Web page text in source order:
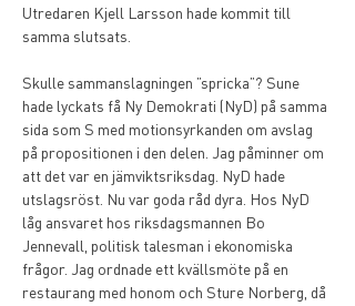
Utredaren Kjell Larsson hade kommit till
samma slutsats.
Skulle sammanslagningen ”spricka”? Sune
hade lyckats få Ny Demokrati (NyD) på samma
sida som S med motionsyrkanden om avslag
på propositionen i den delen. Jag påminner om
att det var en jämviktsriksdag. NyD hade
utslagsröst. Nu var goda råd dyra. Hos NyD
låg ansvaret hos riksdagsmannen Bo
Jennevall, politisk talesman i ekonomiska
frågor. Jag ordnade ett kvällsmöte på en
restaurang med honom och Sture Norberg, då